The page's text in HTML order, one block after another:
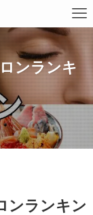
ンランキ
ンランキン